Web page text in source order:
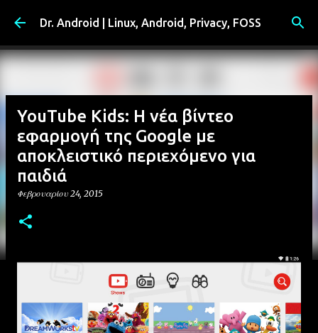
Μετάβαση στο κύριο περιεχόμενο
Dr. Android | Linux, Android, Privacy, FOSS
YouTube Kids: Η νέα βίντεο
εφαρμογή της Google με
αποκλειστικό περιεχόμενο για
παιδιά
Φεβρουαρίου 24, 2015